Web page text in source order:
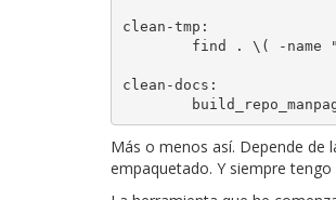
clean-tmp:
clean-docs:
Más o menos así. Depende de
empaquetado. Y siempre